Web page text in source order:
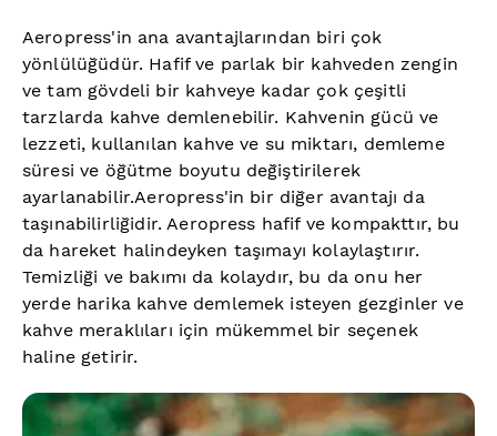
Aeropress'in ana avantajlarından biri çok
yönlülüğüdür. Hafif ve parlak bir kahveden zengin
ve tam gövdeli bir kahveye kadar çok çeşitli
tarzlarda kahve demlenebilir. Kahvenin gücü ve
lezzeti, kullanılan kahve ve su miktarı, demleme
süresi ve öğütme boyutu değiştirilerek
ayarlanabilir.Aeropress'in bir diğer avantajı da
taşınabilirliğidir. Aeropress hafif ve kompakttır, bu
da hareket halindeyken taşımayı kolaylaştırır.
Temizliği ve bakımı da kolaydır, bu da onu her
yerde harika kahve demlemek isteyen gezginler ve
kahve meraklıları için mükemmel bir seçenek
haline getirir.